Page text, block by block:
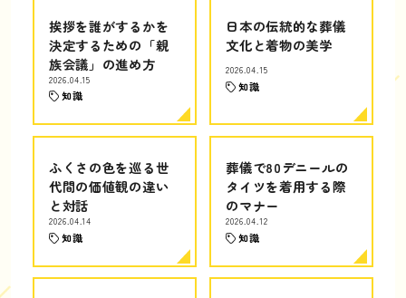
挨拶を誰がするかを
決定するための「親
族会議」の進め方
2026.04.15
知識
日本の伝統的な葬儀
文化と着物の美学
2026.04.15
知識
ふくさの色を巡る世
代間の価値観の違い
と対話
2026.04.14
知識
葬儀で80デニールの
タイツを着用する際
のマナー
2026.04.12
知識